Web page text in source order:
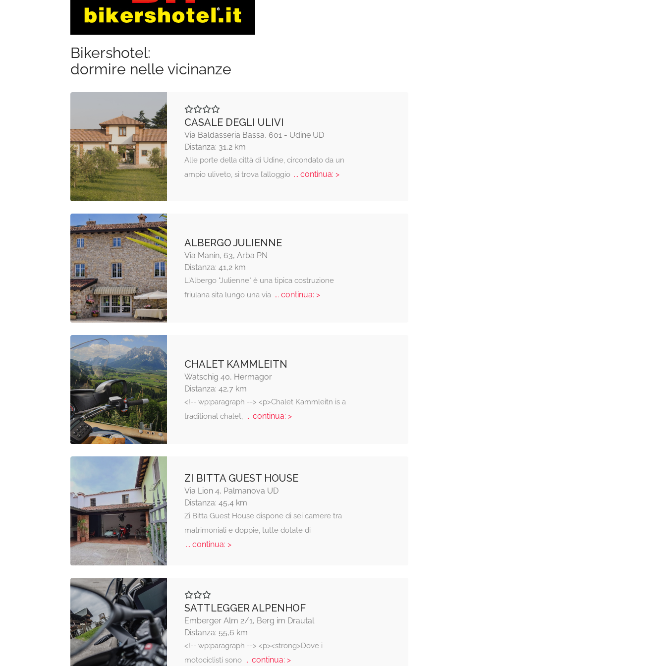
Bikershotel:
dormire nelle vicinanze
CASALE DEGLI ULIVI
Via Baldasseria Bassa, 601 - Udine UD
Distanza: 31,2 km
Alle porte della città di Udine, circondato da un
ampio uliveto, si trova l’alloggio... continua: >
ALBERGO JULIENNE
Via Manin, 63, Arba PN
Distanza: 41,2 km
L'Albergo "Julienne" è una tipica costruzione
friulana sita lungo una via... continua: >
CHALET KAMMLEITN
Watschig 40, Hermagor
Distanza: 42,7 km
<!-- wp:paragraph --> <p>Chalet Kammleitn is a
traditional chalet, ... continua: >
ZI BITTA GUEST HOUSE
Via Lion 4, Palmanova UD
Distanza: 45,4 km
Zi Bitta Guest House dispone di sei camere tra
matrimoniali e doppie, tutte dotate di
... continua: >
SATTLEGGER ALPENHOF
Emberger Alm 2/1, Berg im Drautal
Distanza: 55,6 km
<!-- wp:paragraph --> <p><strong>Dove i
motociclisti sono... continua: >